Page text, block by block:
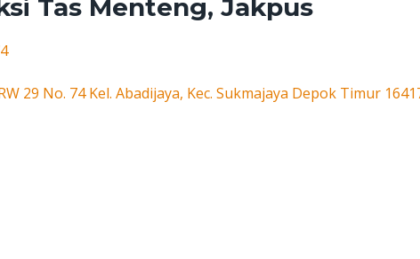
Tas Menteng, Jakpus
29 No. 74 Kel. Abadijaya, Kec. Sukmajaya Depok Timur